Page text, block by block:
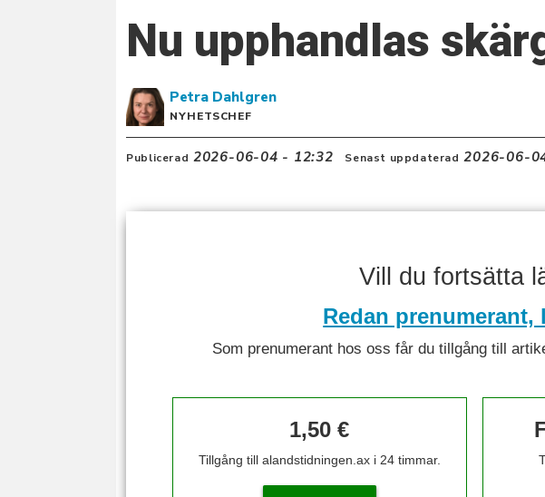
Nu upphandlas
Petra Dahlgren
NYHETSCHEF
Publicerad 2026-06-04 - 12:32 Senast uppdaterad 2026-06-
Vill du fortsätta
Redan prenumerant,
Som prenumerant hos oss får du tillgång till
1,50 €
Tillgång till alandstidningen.ax i 24 timmar.